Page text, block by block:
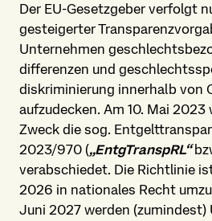
Der EU-Gesetzgeber verfolgt
gesteigerter
Unternehmen
differenzen und
diskriminierung innerhalb von
aufzudecken. Am 10. Mai 2023
Zweck die sog.
2023/970 („EntgTranspRL“
verabschiedet. Die Richtlinie
2026 in nationales Recht
Juni 2027 werden